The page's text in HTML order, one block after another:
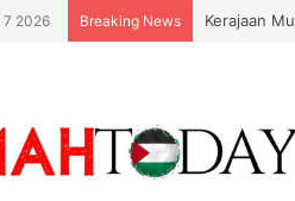
7 2026 Breaking News Kerajaan